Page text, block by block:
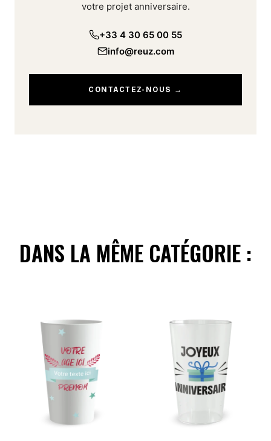
votre projet anniversaire.
+33 4 30 65 00 55
info@reuz.com
CONTACTEZ-NOUS →
DANS LA MÊME CATÉGORIE :